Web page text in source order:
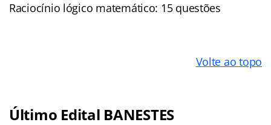
Raciocínio lógico matemático: 15 questões
Volte ao topo
Último Edital BANESTES